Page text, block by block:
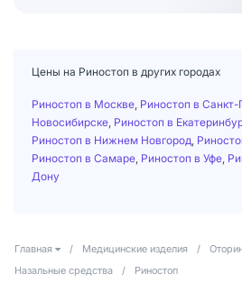
Цены на Риностоп в других городах
Риностоп в Москве Риностоп в Санкт-
Новосибирске Риностоп в
Риностоп в Нижнем Новгород
Риностоп в Самаре Риностоп в Уфе
Дону
Главная / Медицинские изделия /
Назальные средства
/ Риностоп